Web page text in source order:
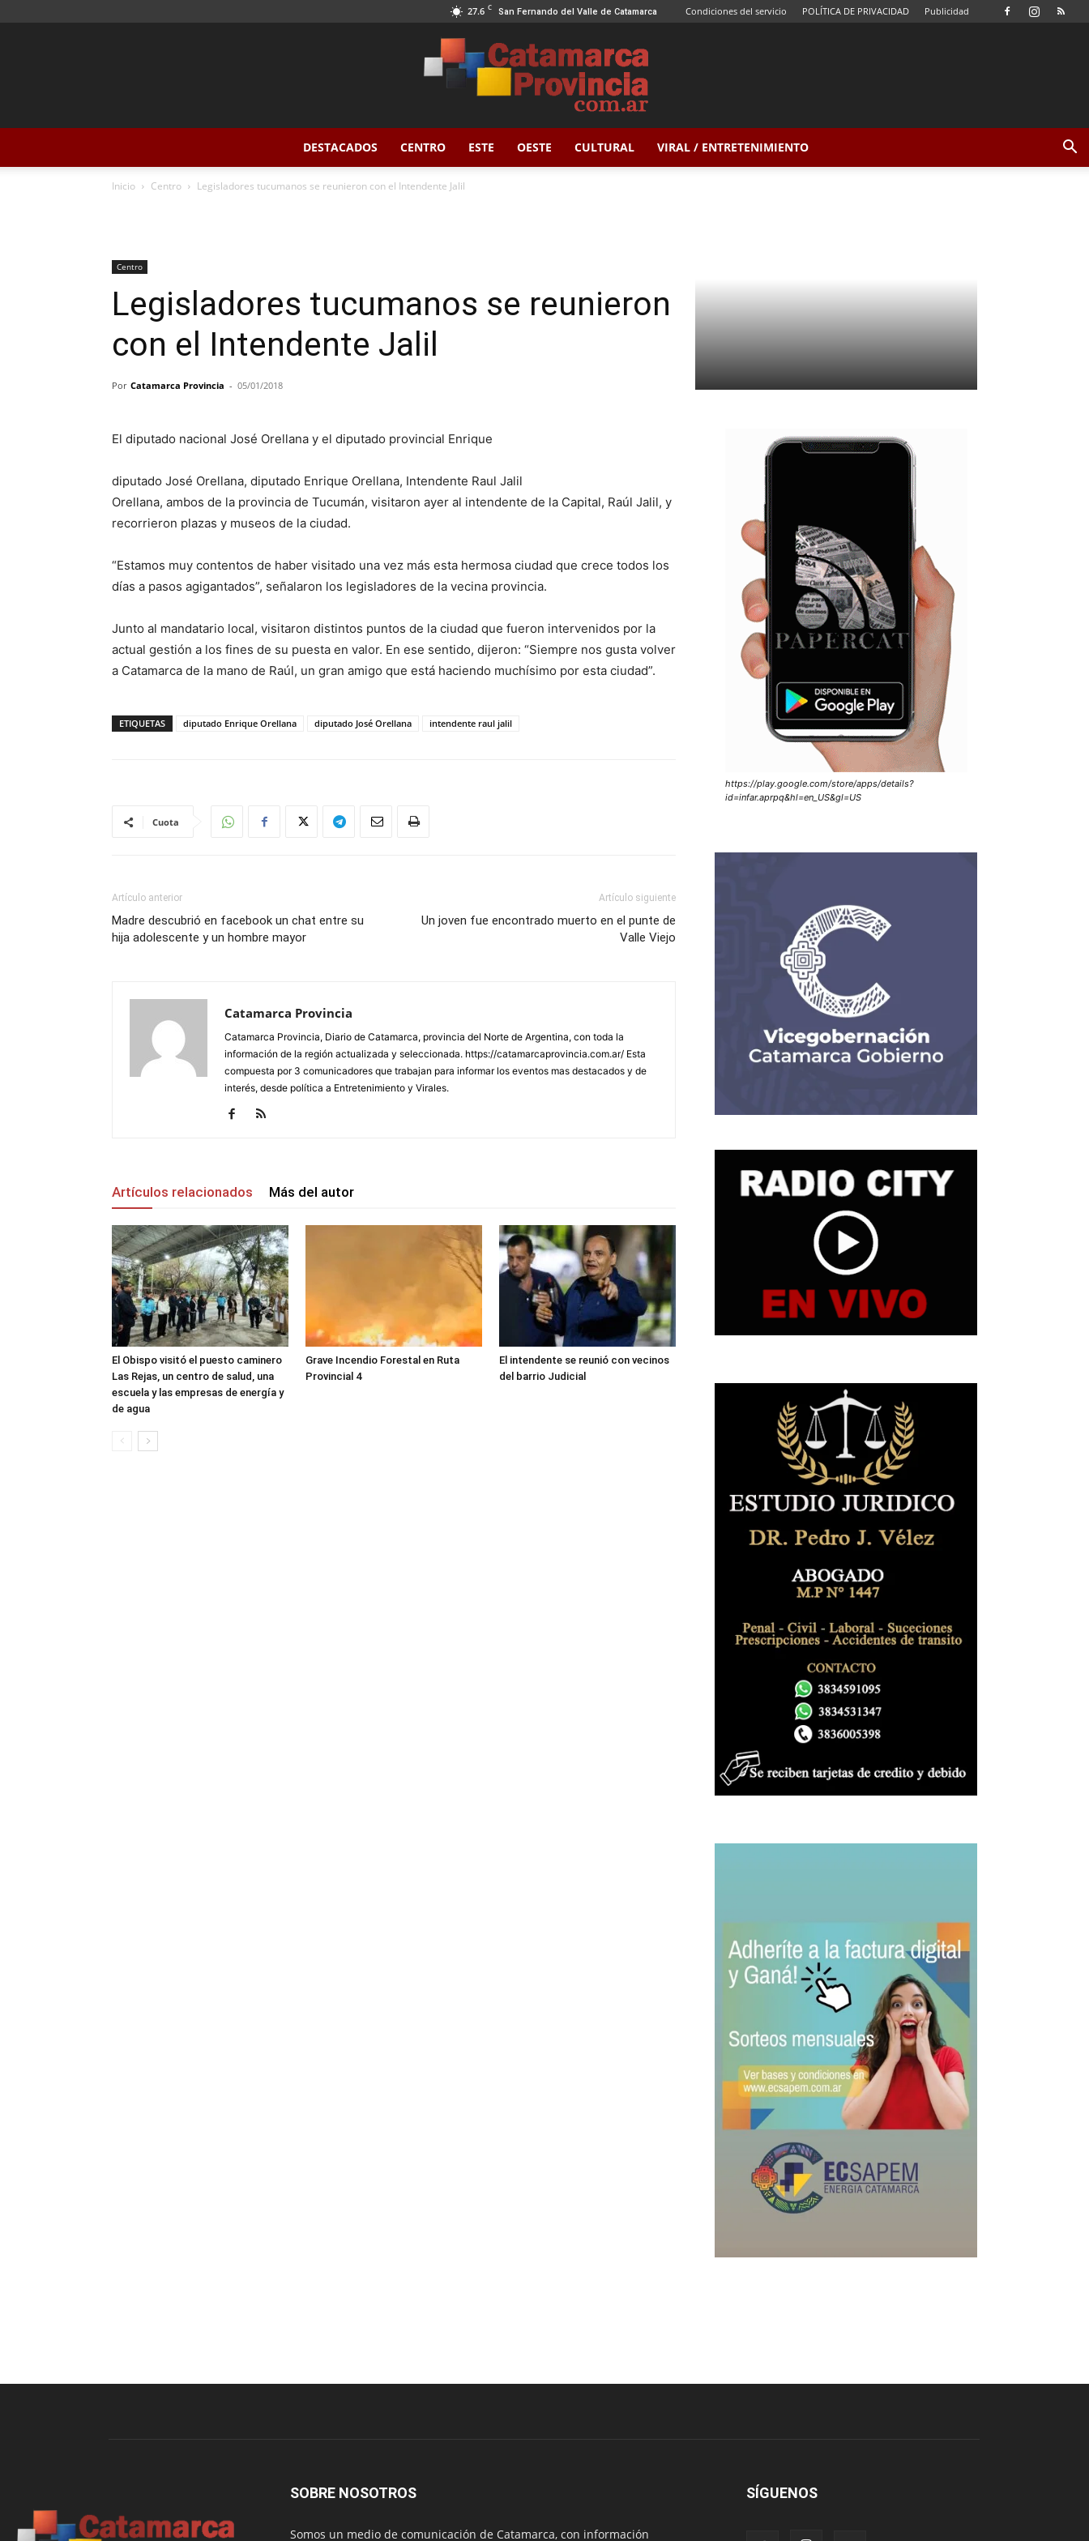
27.6 C San Fernando del Valle de Catamarca Condiciones del servicio POLÍTICA DE PRIVACIDAD Publicidad
Catamarca
DESTACADOS CENTRO ESTE OESTE CULTURAL VIRAL / ENTRETENIMIENTO
Inicio Centro Legisladores tucumanos se reunieron con el Intendente Jalil
Centro
Legisladores tucumanos se reunieron
con el Intendente Jalil
Por Catamarca Provincia - 05/01/2018
El diputado nacional José Orellana y el diputado provincial Enrique
diputado José Orellana, diputado Enrique Orellana, Intendente Raul Jalil
Orellana, ambos de la provincia de Tucumán, visitaron ayer al intendente de la Capital, Raúl Jalil, y
recorrieron plazas y museos de la ciudad.
“Estamos muy contentos de haber visitado una vez más esta hermosa ciudad que crece todos los
días a pasos agigantados”, señalaron los legisladores de la vecina provincia.
Junto al mandatario local, visitaron distintos puntos de la ciudad que fueron intervenidos por la
actual gestión a los fines de su puesta en valor. En ese sentido, dijeron: “Siempre nos gusta volver
a Catamarca de la mano de Raúl, un gran amigo que está haciendo muchísimo por esta ciudad”.
ETIQUETAS diputado Enrique Orellana diputado José Orellana intendente raul jalil
Cuota
Artículo anterior
Madre descubrió en facebook un chat entre su
hija adolescente y un hombre mayor
Artículo siguiente
Un joven fue encontrado muerto en el punte de
Valle Viejo
Catamarca Provincia
Catamarca Provincia, Diario de Catamarca, provincia del Norte de Argentina, con toda la
información de la región actualizada y seleccionada. https://catamarcaprovincia.com.ar/ Esta
compuesta por 3 comunicadores que trabajan para informar los eventos mas destacados y de
interés, desde política a Entretenimiento y Virales.
Artículos relacionados Más del autor
El Obispo visitó el puesto caminero
Las Rejas, un centro de salud, una
escuela y las empresas de energía y
de agua
Grave Incendio Forestal en Ruta
Provincial 4
El intendente se reunió con vecinos
del barrio Judicial
https://play.google.com/store/apps/details?
id=infar.aprpq&hl=en_US&gl=US
SOBRE NOSOTROS
Somos un medio de comunicación de Catamarca, con información
SÍGUENOS